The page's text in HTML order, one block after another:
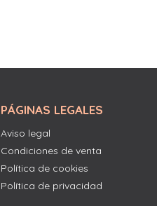
PÁGINAS LEGALES
Aviso legal
Condiciones de venta
Política de cookies
Política de privacidad